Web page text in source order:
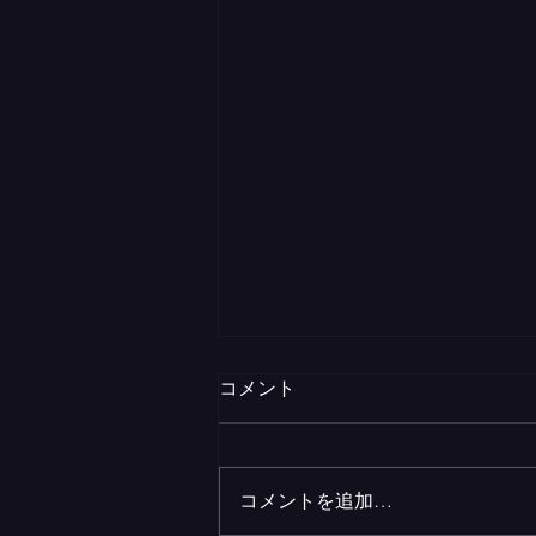
コメント
コメントを追加…